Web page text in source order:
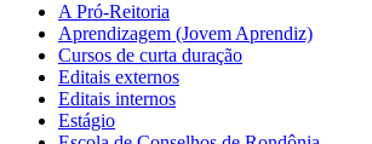
A Pró-Reitoria
Aprendizagem (Jovem Aprendiz)
Cursos de curta duração
Editais externos
Editais internos
Estágio